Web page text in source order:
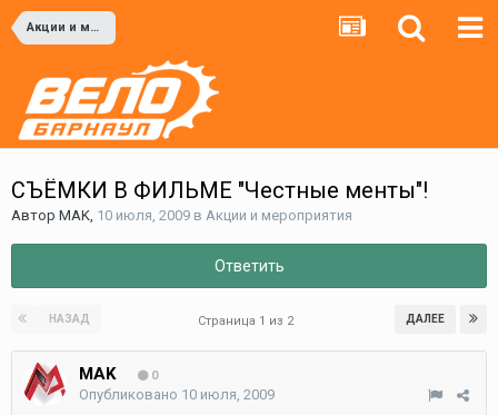
Акции и мероприятия
СЪЁМКИ В ФИЛЬМЕ "Честные менты"!
Автор MAK, 10 июля, 2009 в Акции и мероприятия
Ответить
НАЗАД ДАЛЕЕ
Страница 1 из 2
MAK 0
Опубликовано 10 июля, 2009